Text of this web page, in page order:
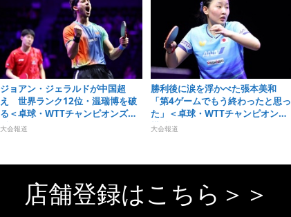
ジョアン・ジェラルドが中国超
え 世界ランク12位・温瑞博を破
る＜卓球・WTTチャンピオンズ横
浜2026＞
大会報道
勝利後に涙を浮かべた張本美和
「第4ゲームでもう終わったと思っ
た」＜卓球・WTTチャンピオンズ
横浜2026＞
大会報道
店舗登録はこちら＞＞